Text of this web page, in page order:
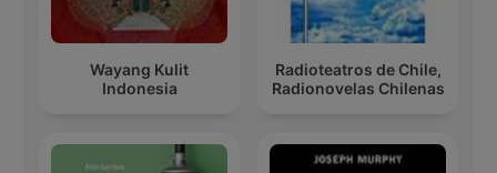
Wayang Kulit
Indonesia
Radioteatros de Chile,
Radionovelas Chilenas